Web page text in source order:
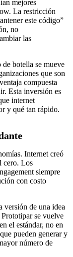
mejores
La restricción
este código”
no
las
botella se mueve
que son
compuesta
Esta inversión es
internet
y qué tan rápido.
Internet creó
cero. Los
siempre
con costo
versión de una idea
se vuelve
el estándar, no en
pueden generar y
número de